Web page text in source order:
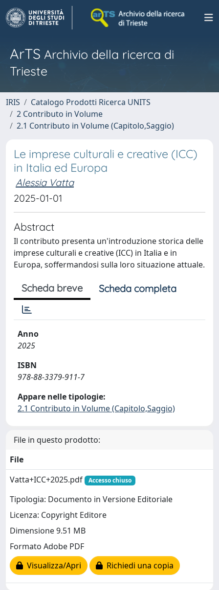
ArTS Archivio della ricerca di
Trieste
IRIS
Catalogo Prodotti Ricerca UNITS
2 Contributo in Volume
2.1 Contributo in Volume (Capitolo,Saggio)
Le imprese culturali e creative (ICC)
in Italia ed Europa
Alessia Vatta
2025-01-01
Abstract
Il contributo presenta un'introduzione storica delle
imprese culturali e creative (ICC) in Italia e in
Europa, soffermandosi sulla loro situazione attuale.
Scheda breve Scheda completa
Anno
2025
ISBN
978-88-3379-911-7
Appare nelle tipologie:
2.1 Contributo in Volume (Capitolo,Saggio)
File in questo prodotto:
File
Vatta+ICC+2025.pdf
Accesso chiuso
Tipologia: Documento in Versione Editoriale
Licenza: Copyright Editore
Dimensione 9.51 MB
Formato Adobe PDF
Visualizza/Apri
Richiedi una copia